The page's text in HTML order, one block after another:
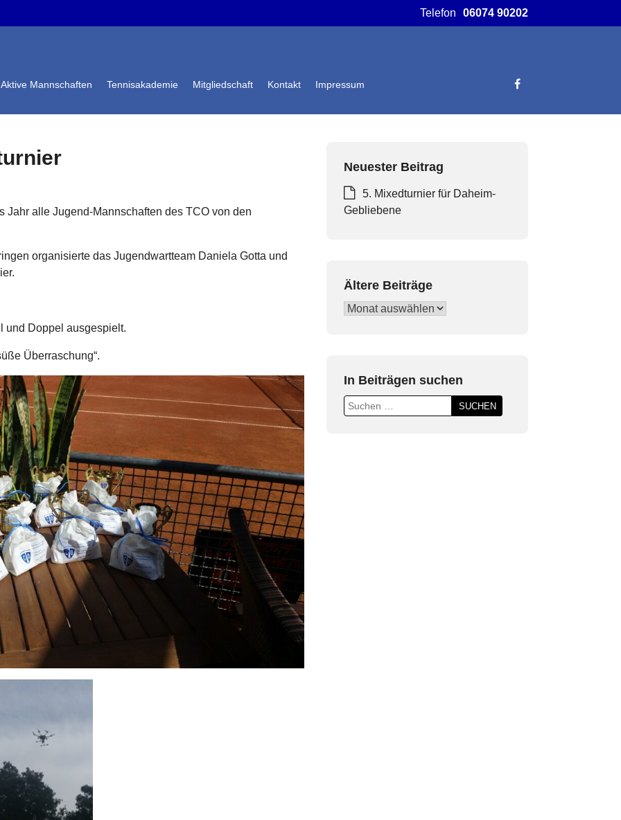
Telefon 06074 90202
Aktive Mannschaften Tennisakademie Mitgliedschaft Kontakt Impressum
alle Jugend-Mannschaften des TCO von den
organisierte das Jugendwartteam Daniela Gotta und
und Doppel ausgespielt.
Überraschung“.
Neuester Beitrag
5. Mixedturnier für Daheim-
Gebliebene
Ältere Beiträge
Ältere
In Beiträgen suchen
Suchen
nach: